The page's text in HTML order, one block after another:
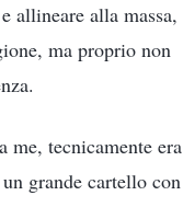
allineare alla massa,
ma proprio non
tecnicamente era
grande cartello con